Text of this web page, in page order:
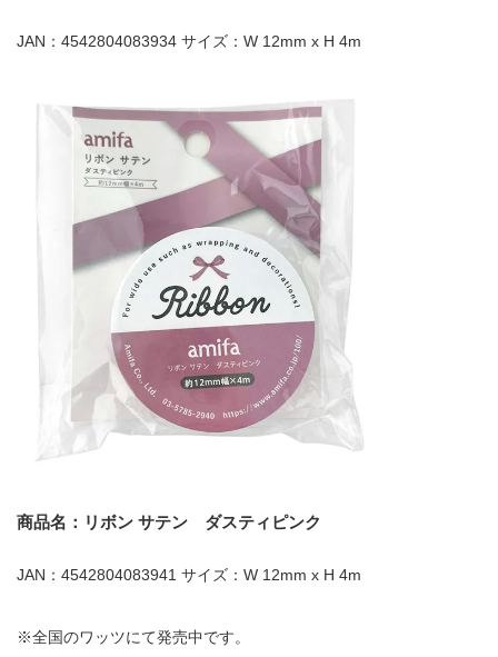
JAN：4542804083934 サイズ：W 12mm x H 4m
商品名：リボン サテン ダスティピンク
JAN：4542804083941 サイズ：W 12mm x H 4m
※全国のワッツにて発売中です。